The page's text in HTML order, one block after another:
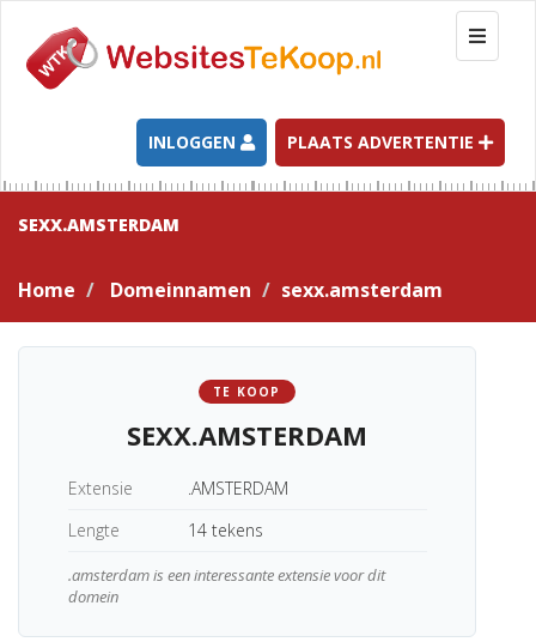
T
o
g
l
e
n
a
t
INLOGGEN PLAATS ADVERTENTIE
SEXX.AMSTERDAM
Home Domeinnamen sexx.amsterdam
TE KOOP
SEXX.AMSTERDAM
Extensie
.AMSTERDAM
Lengte
14 tekens
.amsterdam is een interessante extensie voor dit
domein